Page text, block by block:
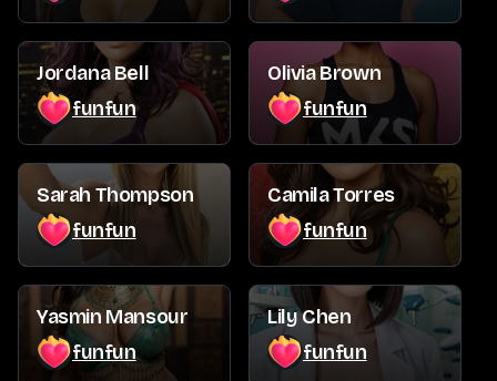
Jordana Bell
funfun
Olivia Brown
funfun
Sarah Thompson
funfun
Camila Torres
funfun
Yasmin Mansour
funfun
Lily Chen
funfun